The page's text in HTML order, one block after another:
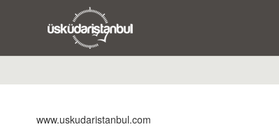
www.uskudaristanbul.com